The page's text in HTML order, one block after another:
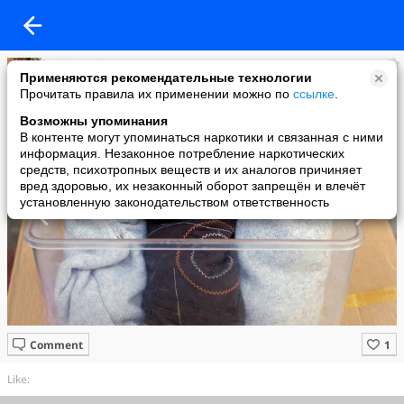
Применяются рекомендательные технологии
Прочитать правила их применении можно по ссылке
Возможны упоминания
В контенте могут упоминаться наркотики и связанная с ними
информация. Незаконное потребление наркотических
средств, психотропных веществ и их аналогов причиняет
вред здоровью, их незаконный оборот запрещён и влечёт
установленную законодательством ответственность
Uliana Uliana
added a photo
19 Aug в 21:59
Comment
Like: